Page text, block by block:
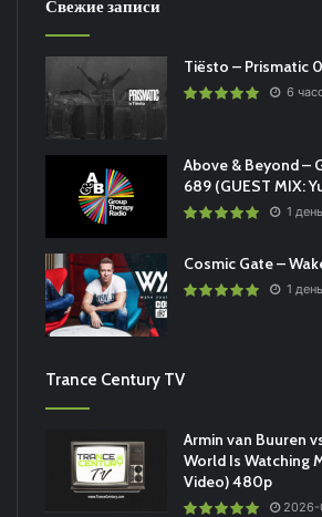
Свежие записи
Tiësto – Prismatic
6
Above & Beyond –
689 (GUEST MIX:
1
Cosmic Gate –
1
Trance Century TV
Armin van Buuren
World Is Watching
Video) 480p